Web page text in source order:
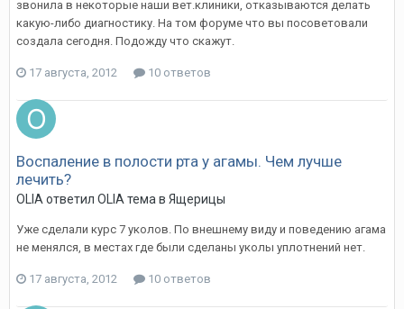
звонила в некоторые наши вет.клиники, отказываются делать
какую-либо диагностику. На том форуме что вы посоветовали
создала сегодня. Подожду что скажут.
17 августа, 2012 10 ответов
Воспаление в полости рта у агамы. Чем лучше
лечить?
OLIA ответил OLIA тема в Ящерицы
Уже сделали курс 7 уколов. По внешнему виду и поведению агама
не менялся, в местах где были сделаны уколы уплотнений нет.
17 августа, 2012 10 ответов